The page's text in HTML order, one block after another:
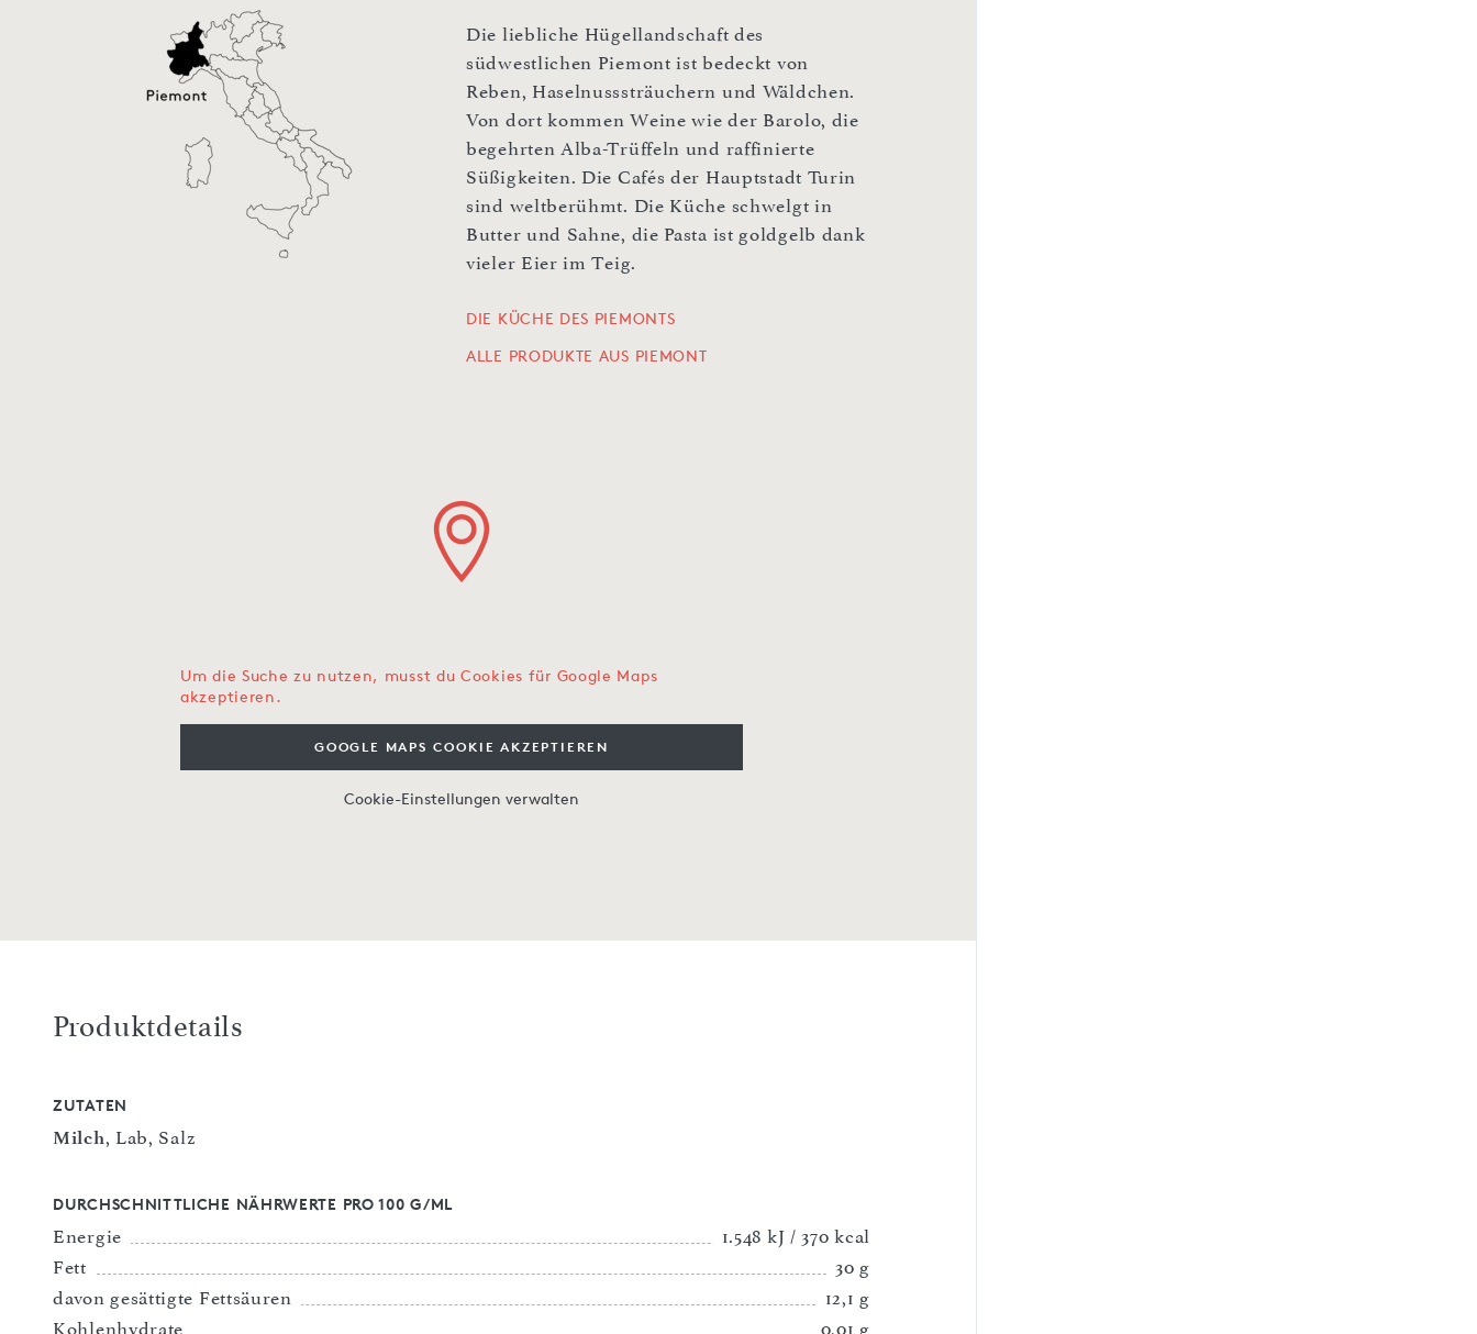
Die liebliche Hügellandschaft des
südwestlichen Piemont ist bedeckt von
Reben, Haselnusssträuchern und Wäldchen.
Von dort kommen Weine wie der Barolo, die
begehrten Alba-Trüffeln und raffinierte
Süßigkeiten. Die Cafés der Hauptstadt Turin
sind weltberühmt. Die Küche schwelgt in
Butter und Sahne, die Pasta ist goldgelb dank
vieler Eier im Teig.
DIE KÜCHE DES PIEMONTS
ALLE PRODUKTE AUS PIEMONT
Um die Suche zu nutzen, musst du Cookies für Google Maps
akzeptieren.
GOOGLE MAPS COOKIE AKZEPTIEREN
Cookie-Einstellungen verwalten
Produktdetails
ZUTATEN
Milch, Lab, Salz
DURCHSCHNITTLICHE NÄHRWERTE PRO 100 G/ML
Energie
1.548 kJ / 370 kcal
Fett
30 g
davon gesättigte Fettsäuren
12,1 g
Kohlenhydrate
0,01 g